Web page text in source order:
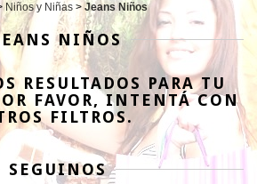
Niños y Niñas > Jeans Niños
NIÑOS
RESULTADOS PARA TU
FAVOR, INTENTÁ CON
FILTROS.
SEGUINOS